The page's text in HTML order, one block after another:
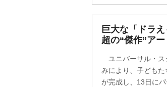
巨大な「ドラ
超の“傑作”ア
ユニバーサル・ス
みにより、子ども
が完成し、13日に